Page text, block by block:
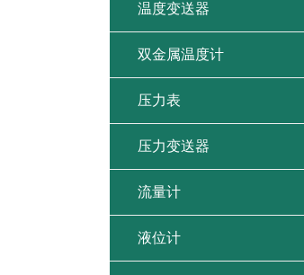
温度变送器
双金属温度计
压力表
压力变送器
流量计
液位计